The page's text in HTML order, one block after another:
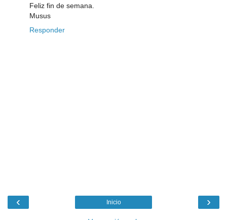
Feliz fin de semana.
Musus
Responder
‹ ›
Inicio